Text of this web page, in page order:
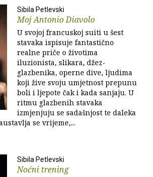
Sibila Petlevski
Moj Antonio Diavolo
U svojoj francuskoj suiti u šest
stavaka ispisuje fantastično
realne priče o životima
iluzionista, slikara, džez-
glazbenika, operne dive, ljudima
koji žive svoju umjetnost prepunu
boli i ljepote čak i kada sanjaju. U
ritmu glazbenih stavaka
izmjenjuju se sadašnjost te daleka
se vrijeme,...
Sibila Petlevski
Noćni trening